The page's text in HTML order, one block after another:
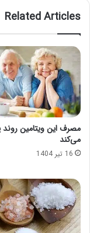
Related Articles
مصرف این ویتامین روند
می‌کند
16 تیر 1404